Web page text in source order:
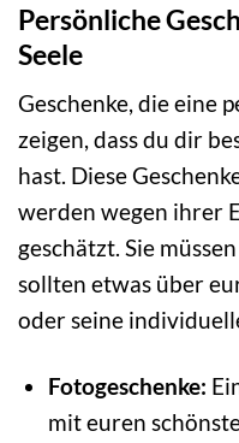
Persönliche
Seele
Geschenke, die eine
zeigen, dass du dir
hast. Diese
werden wegen ihrer
geschätzt. Sie
sollten etwas über
oder seine
Fotogeschenke:
mit euren